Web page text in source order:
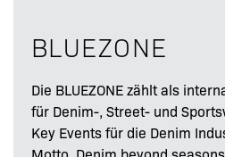
BLUEZONE
Die BLUEZONE zählt als
für Denim-, Street- und
Key Events für die Denim